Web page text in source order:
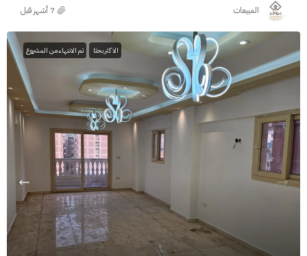
المبيعات
الاكثر بحثا تم الانتهاء من المشروع